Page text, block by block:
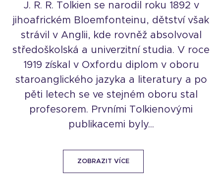
J. R. R. Tolkien se narodil roku 1892 v
jihoafrickém Bloemfonteinu, dětství však
strávil v Anglii, kde rovněž absolvoval
středoškolská a univerzitní studia. V roce
1919 získal v Oxfordu diplom v oboru
staroanglického jazyka a literatury a po
pěti letech se ve stejném oboru stal
profesorem. Prvními Tolkienovými
publikacemi byly...
ZOBRAZIT VÍCE